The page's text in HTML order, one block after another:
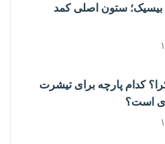
ستون اصلی کمد
کدام پارچه برای تیشرت
است؟